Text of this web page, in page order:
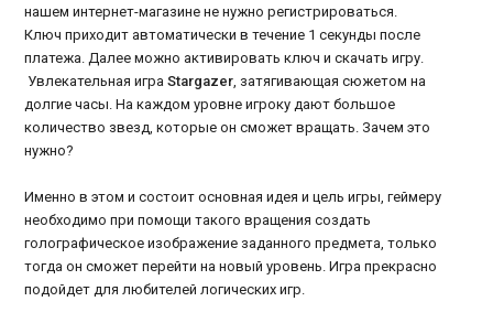
нашем интернет-магазине не нужно регистрироваться.
Ключ приходит автоматически в течение 1 секунды после
платежа. Далее можно активировать ключ и скачать игру.
Увлекательная играStargazer, затягивающая сюжетом на
долгие часы. На каждом уровне игроку дают большое
количество звезд, которые он сможет вращать. Зачем это
нужно?
Именно в этом и состоит основная идея и цель игры, геймеру
необходимо при помощи такого вращения создать
голографическое изображение заданного предмета, только
тогда он сможет перейти на новый уровень. Игра прекрасно
подойдет для любителей логических игр.